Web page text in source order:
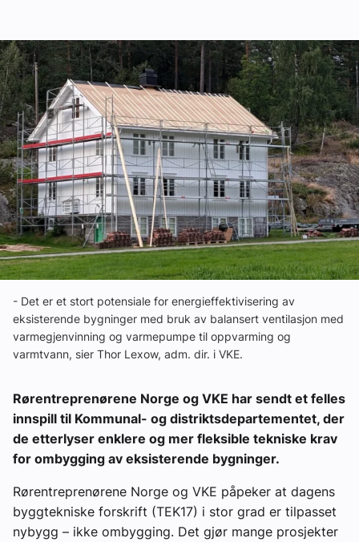
Aktuelle prosjekter
Om VVS Aktuelt
Kontakt oss:
Abonner på fagbladet Byggfakta Nyheter
Annonsere i VVS Aktuelt
Kontakt oss
Tips oss
eBlad
- Det er et stort potensiale for energieffektivisering av
eksisterende bygninger med bruk av balansert ventilasjon med
varmegjenvinning og varmepumpe til oppvarming og
varmtvann, sier Thor Lexow, adm. dir. i VKE.
Rørentreprenørene Norge og VKE har sendt et felles
innspill til Kommunal- og distriktsdepartementet, der
de etterlyser enklere og mer fleksible tekniske krav
for ombygging av eksisterende bygninger.
Rørentreprenørene Norge og VKE påpeker at dagens
byggtekniske forskrift (TEK17) i stor grad er tilpasset
nybygg – ikke ombygging. Det gjør mange prosjekter